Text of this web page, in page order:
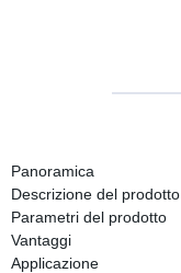
Panoramica
Descrizione del prodotto
Parametri del prodotto
Vantaggi
Applicazione